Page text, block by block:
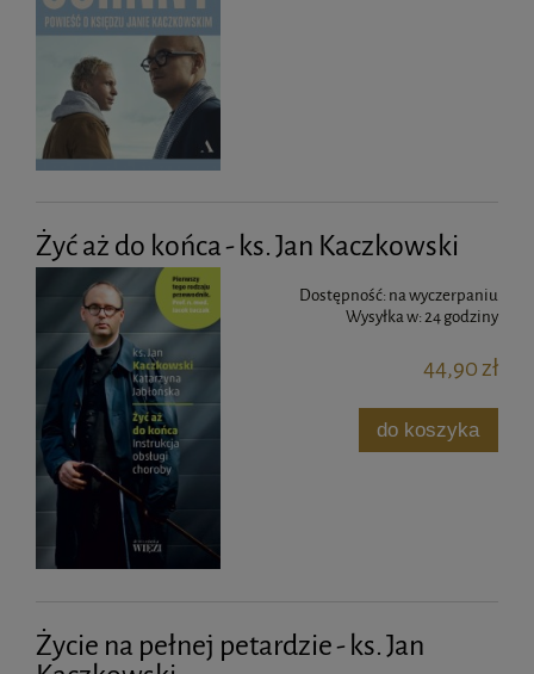
Żyć aż do końca - ks. Jan Kaczkowski
Dostępność: na wyczerpaniu
Wysyłka w:24 godziny
44,90 zł
do koszyka
Życie na pełnej petardzie - ks. Jan